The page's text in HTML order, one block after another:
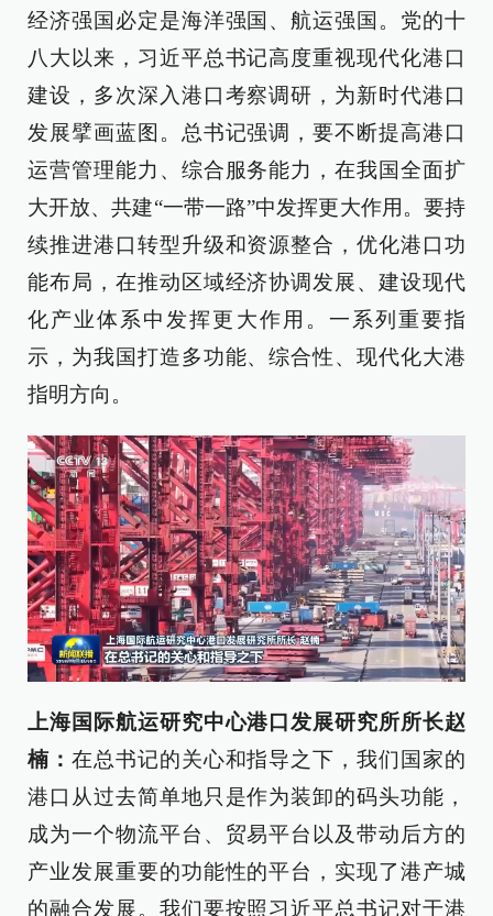
经济强国必定是海洋强国、航运强国。党的十
八大以来，习近平总书记高度重视现代化港口
建设，多次深入港口考察调研，为新时代港口
发展擘画蓝图。总书记强调，要不断提高港口
运营管理能力、综合服务能力，在我国全面扩
大开放、共建“一带一路”中发挥更大作用。要持
续推进港口转型升级和资源整合，优化港口功
能布局，在推动区域经济协调发展、建设现代
化产业体系中发挥更大作用。一系列重要指
示，为我国打造多功能、综合性、现代化大港
指明方向。
上海国际航运研究中心港口发展研究所所长赵
楠： 在总书记的关心和指导之下，我们国家的
港口从过去简单地只是作为装卸的码头功能，
成为一个物流平台、贸易平台以及带动后方的
产业发展重要的功能性的平台，实现了港产城
的融合发展。我们要按照习近平总书记对于港